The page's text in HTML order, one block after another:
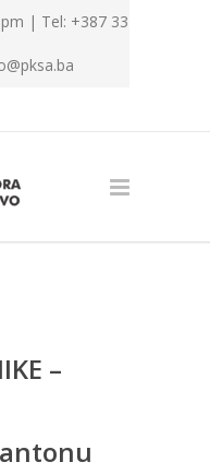
| Tel: +387 33
–